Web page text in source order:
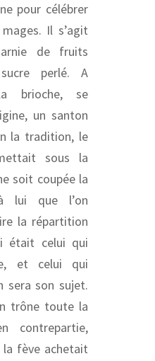
pour célébrer
Il s’agit
de fruits
perlé. A
brioche, se
un santon
la tradition, le
sous la
soit coupée la
lui que l’on
la répartition
était celui qui
et celui qui
sera son sujet.
trône toute la
contrepartie,
fève achetait